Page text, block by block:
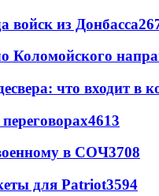
войск из Донбасса
Коломойского
что входит в
4613
в СОЧ3708
для Patriot3594